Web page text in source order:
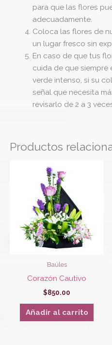
para que las flores
adecuadamente.
Coloca las flores de
un lugar fresco sin
En caso de que tus
cuida de que
verde intenso, si su
señal que necesita
revisarlo de 2 a 3
Productos
Baúles
Corazón Cautivo
$850.00
Añadir al carrito